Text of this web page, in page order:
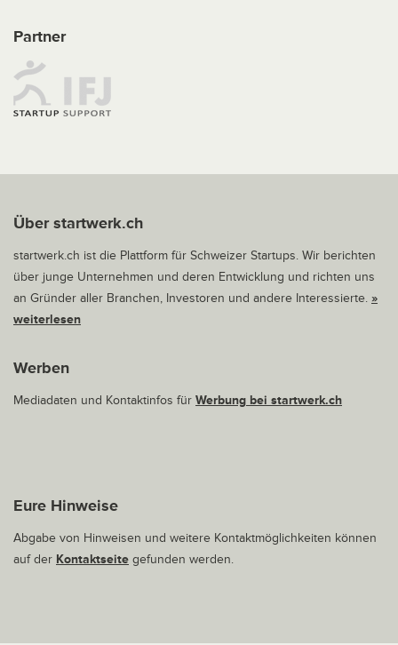
Partner
Über startwerk.ch
startwerk.ch ist die Plattform für Schweizer Startups. Wir berichten
über junge Unternehmen und deren Entwicklung und richten uns
an Gründer aller Branchen, Investoren und andere Interessierte. »
weiterlesen
Werben
Mediadaten und Kontaktinfos für Werbung bei startwerk.ch
Eure Hinweise
Abgabe von Hinweisen und weitere Kontaktmöglichkeiten können
auf der Kontaktseite gefunden werden.